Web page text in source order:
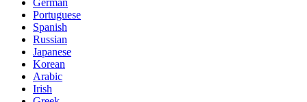
German
Portuguese
Spanish
Russian
Japanese
Korean
Arabic
Irish